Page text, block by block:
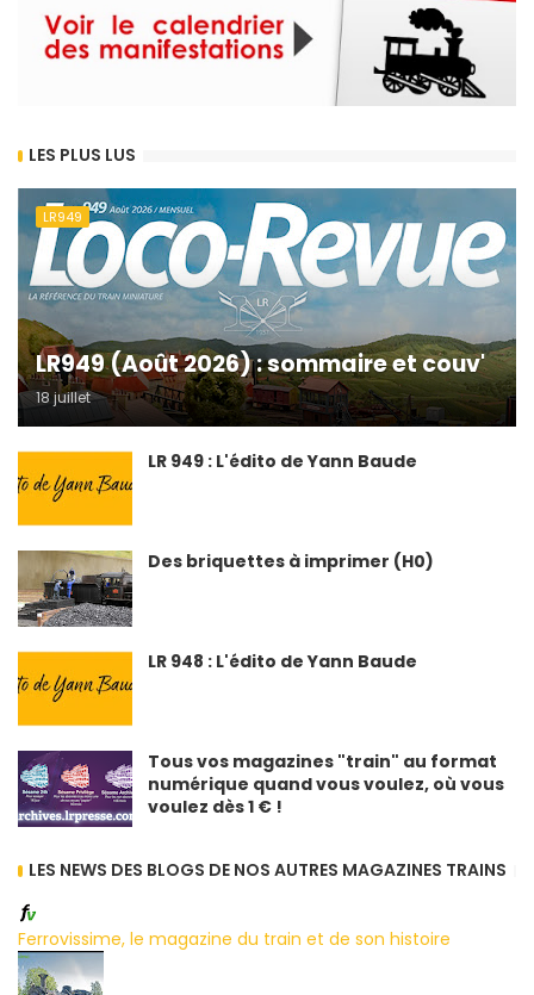
LES PLUS LUS
LR949
LR949 (Août 2026) : sommaire et couv'
18 juillet
LR 949 : L'édito de Yann Baude
Des briquettes à imprimer (H0)
LR 948 : L'édito de Yann Baude
Tous vos magazines "train" au format
numérique quand vous voulez, où vous
voulez dès 1 € !
LES NEWS DES BLOGS DE NOS AUTRES MAGAZINES TRAINS
Ferrovissime, le magazine du train et de son histoire